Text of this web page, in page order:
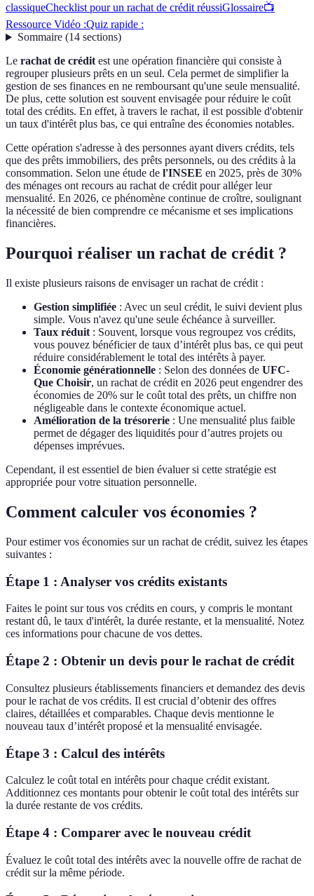
classiqueChecklist pour un rachat de crédit réussiGlossaire📺
Ressource Vidéo :Quiz rapide :
Sommaire(14 sections)
Le rachat de créditest une opération financière qui consiste à
regrouper plusieurs prêts en un seul. Cela permet de simplifier la
gestion de ses finances en ne remboursant qu'une seule mensualité.
De plus, cette solution est souvent envisagée pour réduire le coût
total des crédits. En effet, à travers le rachat, il est possible d'obtenir
un taux d'intérêt plus bas, ce qui entraîne des économies notables.
Cette opération s'adresse à des personnes ayant divers crédits, tels
que des prêts immobiliers, des prêts personnels, ou des crédits à la
consommation. Selon une étude de l'INSEE en 2025, près de 30%
des ménages ont recours au rachat de crédit pour alléger leur
mensualité. En 2026, ce phénomène continue de croître, soulignant
la nécessité de bien comprendre ce mécanisme et ses implications
financières.
Pourquoi réaliser un rachat de crédit ?
Il existe plusieurs raisons de envisager un rachat de crédit :
Gestion simplifiée : Avec un seul crédit, le suivi devient plus
simple. Vous n'avez qu'une seule échéance à surveiller.
Taux réduit : Souvent, lorsque vous regroupez vos crédits,
vous pouvez bénéficier de taux d’intérêt plus bas, ce qui peut
réduire considérablement le total des intérêts à payer.
Économie générationnelle : Selon des données de UFC-
Que Choisir, un rachat de crédit en 2026 peut engendrer des
économies de 20% sur le coût total des prêts, un chiffre non
négligeable dans le contexte économique actuel.
Amélioration de la trésorerie : Une mensualité plus faible
permet de dégager des liquidités pour d’autres projets ou
dépenses imprévues.
Cependant, il est essentiel de bien évaluer si cette stratégie est
appropriée pour votre situation personnelle.
Comment calculer vos économies ?
Pour estimer vos économies sur un rachat de crédit, suivez les étapes
suivantes :
Étape 1 : Analyser vos crédits existants
Faites le point sur tous vos crédits en cours, y compris le montant
restant dû, le taux d'intérêt, la durée restante, et la mensualité. Notez
ces informations pour chacune de vos dettes.
Étape 2 : Obtenir un devis pour le rachat de crédit
Consultez plusieurs établissements financiers et demandez des devis
pour le rachat de vos crédits. Il est crucial d’obtenir des offres
claires, détaillées et comparables. Chaque devis mentionne le
nouveau taux d’intérêt proposé et la mensualité envisagée.
Étape 3 : Calcul des intérêts
Calculez le coût total en intérêts pour chaque crédit existant.
Additionnez ces montants pour obtenir le coût total des intérêts sur
la durée restante de vos crédits.
Étape 4 : Comparer avec le nouveau crédit
Évaluez le coût total des intérêts avec la nouvelle offre de rachat de
crédit sur la même période.